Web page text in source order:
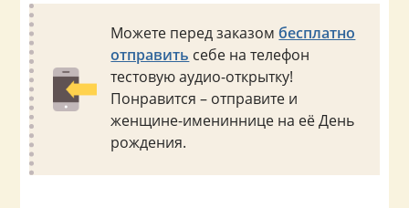
Можете перед заказомбесплатно
отправить себе на телефон
тестовую аудио-открытку!
Понравится – отправите и
женщине-имениннице на её День
рождения.